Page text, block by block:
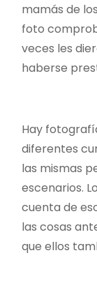
mamás de
foto
veces les
haberse
Hay
diferentes
las mismas
escenarios.
cuenta de
las cosas
que ellos